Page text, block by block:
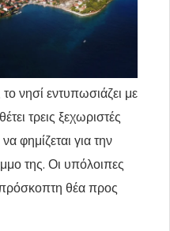
νησί εντυπωσιάζει με
τρεις ξεχωριστές
φημίζεται για την
της. Οι υπόλοιπες
θέα προς